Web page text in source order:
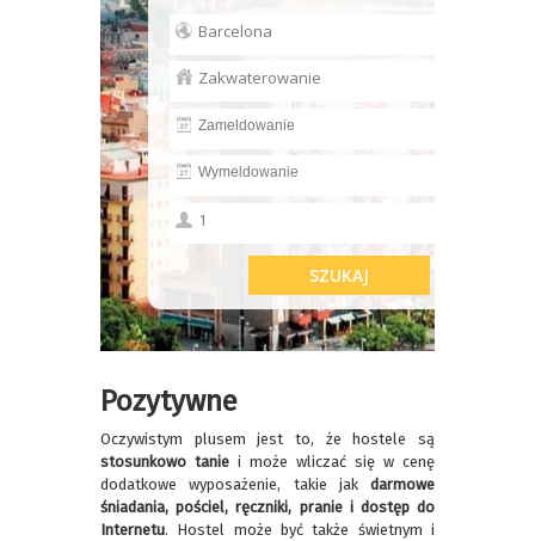
Pozytywne
Oczywistym plusem jest to, że hostele są
stosunkowo tanie i może wliczać się w cenę
dodatkowe wyposażenie, takie jak darmowe
śniadania, pościel, ręczniki, pranie i dostęp do
Internetu. Hostel może być także świetnym i